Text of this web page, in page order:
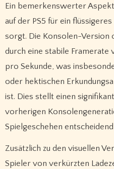
Ein bemerkenswerter
auf der PS5 für ein
sorgt. Die Konsolen-Version
durch eine stabile Framerate
pro Sekunde, was
oder hektischen
ist. Dies stellt einen
vorherigen
Spielgeschehen
Zusätzlich zu den visuellen
Spieler von verkürzten